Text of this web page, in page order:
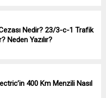
Nedir? 23/3-c-1 Trafik
Neden Yazılır?
400 Km Menzili Nasıl